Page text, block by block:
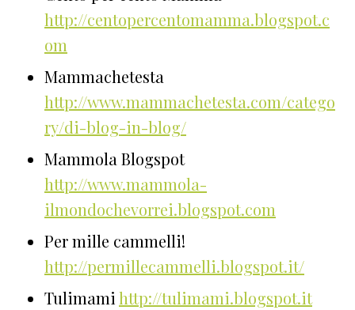
http://centopercentomamma.blogspot.c
om
Mammachetesta
http://www.mammachetesta.com/catego
ry/di-blog-in-blog/
Mammola Blogspot
http://www.mammola-
ilmondochevorrei.blogspot.com
Per mille cammelli!
http://permillecammelli.blogspot.it/
Tulimami http://tulimami.blogspot.it